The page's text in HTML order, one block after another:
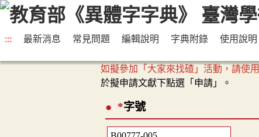
::: 最新消息 常見問題 編輯說明 字典附錄 使用說明
如擬參加「大家來找碴」活動，請使用
於擬申請文獻下點選「申請」。
*字號